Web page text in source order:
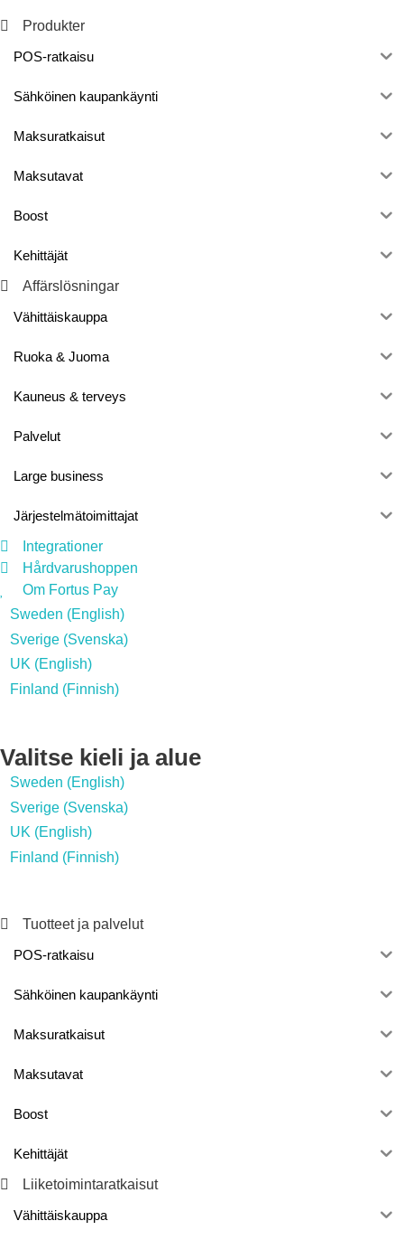
Produkter
POS-ratkaisu
Sähköinen kaupankäynti
Maksuratkaisut
Maksutavat
Boost
Kehittäjät
Affärslösningar
Vähittäiskauppa
Ruoka & Juoma
Kauneus & terveys
Palvelut
Large business
Järjestelmätoimittajat
Integrationer
Hårdvarushoppen
Om Fortus Pay
Sweden (English)
Sverige (Svenska)
UK (English)
Finland (Finnish)
Valitse kieli ja alue
Sweden (English)
Sverige (Svenska)
UK (English)
Finland (Finnish)
Tuotteet ja palvelut
POS-ratkaisu
Sähköinen kaupankäynti
Maksuratkaisut
Maksutavat
Boost
Kehittäjät
Liiketoimintaratkaisut
Vähittäiskauppa